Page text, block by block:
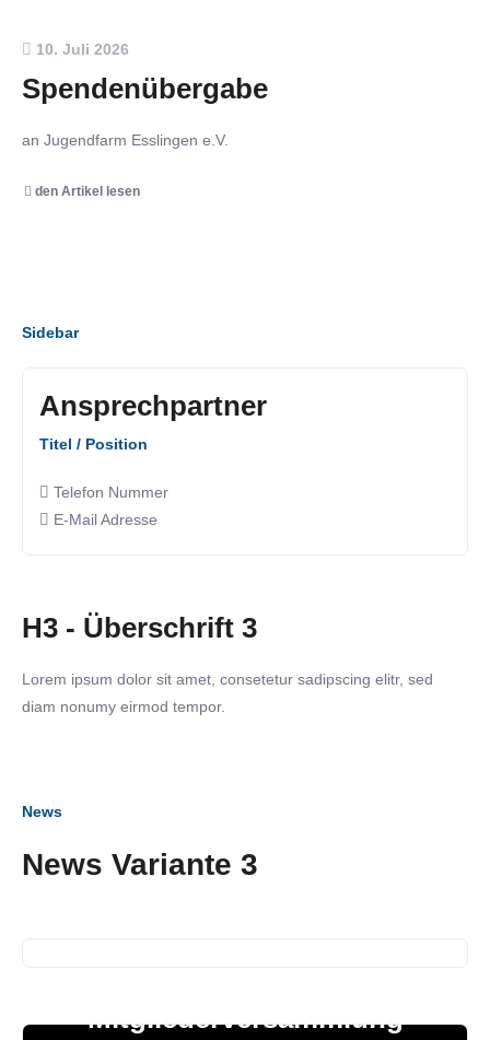
10. Juli 2026
Spendenübergabe
an Jugendfarm Esslingen e.V.
den Artikel lesen
Sidebar
Ansprechpartner
Titel / Position
Telefon Nummer
E-Mail Adresse
H3 - Überschrift 3
Lorem ipsum dolor sit amet, consetetur sadipscing elitr, sed
diam nonumy eirmod tempor.
News
News Variante 3
Mitgliederversammlung